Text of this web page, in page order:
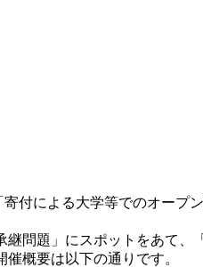
付による大学等でのオープ
問題」にスポットをあて、
概要は以下の通りです。